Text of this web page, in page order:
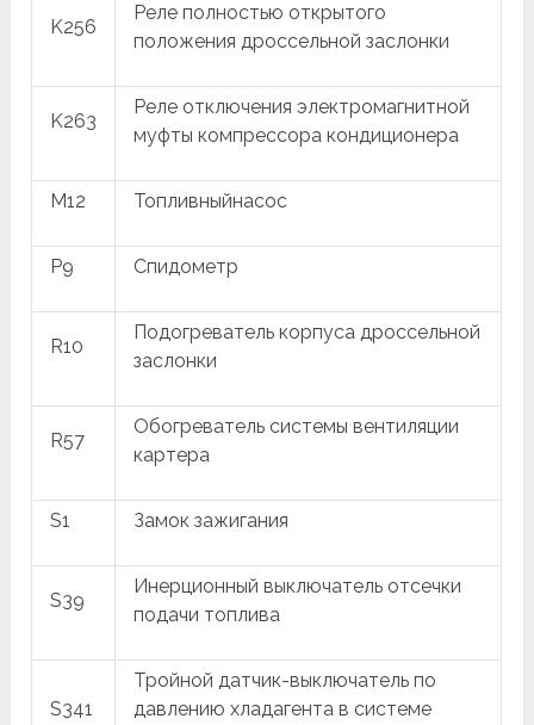
K256
Реле полностью открытого
положения дроссельной заслонки
K263
Реле отключения электромагнитной
муфты компрессора кондиционера
M12 Топливныйнасос
P9 Спидометр
R10
Подогреватель корпуса дроссельной
заслонки
R57
Обогреватель системы вентиляции
картера
S1 Замок зажигания
S39
Инерционный выключатель отсечки
подачи топлива
S341
Тройной датчик-выключатель по
давлению хладагента в системе